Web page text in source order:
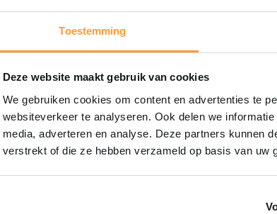
Toestemming
Deze website maakt gebruik van cookies
We gebruiken cookies om content en advertenties te
websiteverkeer te analyseren. Ook delen we
media, adverteren en analyse. Deze partners kunnen
verstrekt of die ze hebben verzameld op basis van uw
over dit product..